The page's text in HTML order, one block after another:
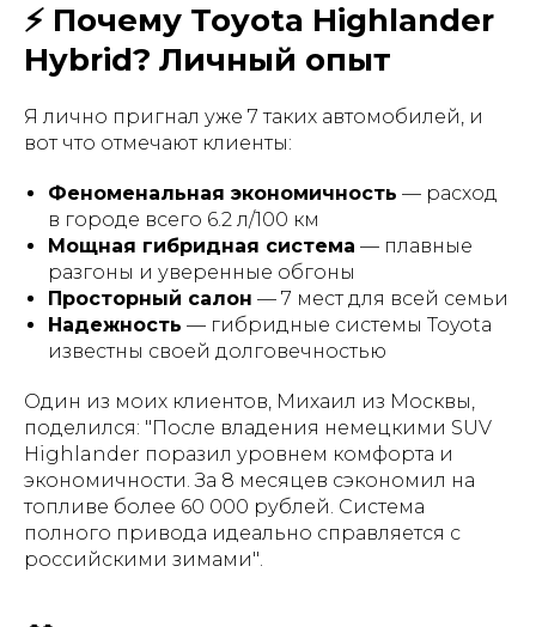
⚡ Почему Toyota Highlander
Hybrid? Личный опыт
Я лично пригнал уже 7 таких автомобилей, и
вот что отмечают клиенты:
Феноменальная экономичность — расход
в городе всего 6.2 л/100 км
Мощная гибридная система — плавные
разгоны и уверенные обгоны
Просторный салон — 7 мест для всей семьи
Надежность — гибридные системы Toyota
известны своей долговечностью
Один из моих клиентов, Михаил из Москвы,
поделился: "После владения немецкими SUV
Highlander поразил уровнем комфорта и
экономичности. За 8 месяцев сэкономил на
топливе более 60 000 рублей. Система
полного привода идеально справляется с
российскими зимами".